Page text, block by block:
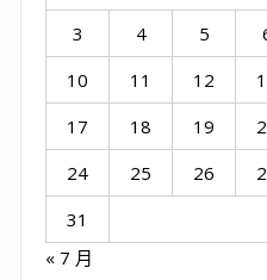
3
4 5
10
11 12
17
18 19
24
25 26
31
« 7 月